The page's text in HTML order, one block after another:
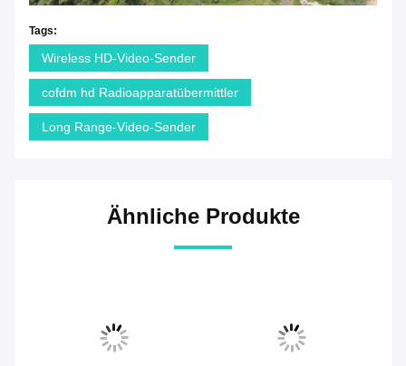
Tags:
Wireless HD-Video-Sender
cofdm hd Radioapparatübermittler
Long Range-Video-Sender
Ähnliche Produkte